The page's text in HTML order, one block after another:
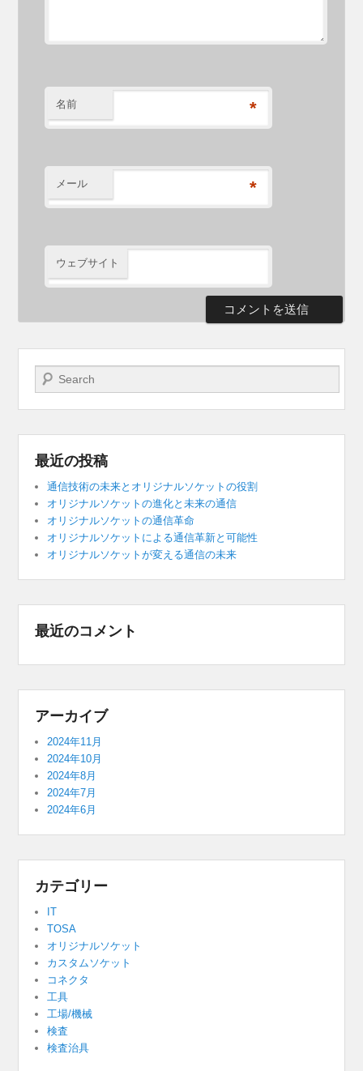
名前 *
メール *
ウェブサイト
検索開始
最近の投稿
通信技術の未来とオリジナルソケットの役割
オリジナルソケットの進化と未来の通信
オリジナルソケットの通信革命
オリジナルソケットによる通信革新と可能性
オリジナルソケットが変える通信の未来
最近のコメント
アーカイブ
2024年11月
2024年10月
2024年8月
2024年7月
2024年6月
カテゴリー
IT
TOSA
オリジナルソケット
カスタムソケット
コネクタ
工具
工場/機械
検査
検査治具